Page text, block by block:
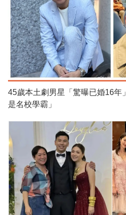
45歲本土劇男星「驚曝已婚16年
是名校學霸」